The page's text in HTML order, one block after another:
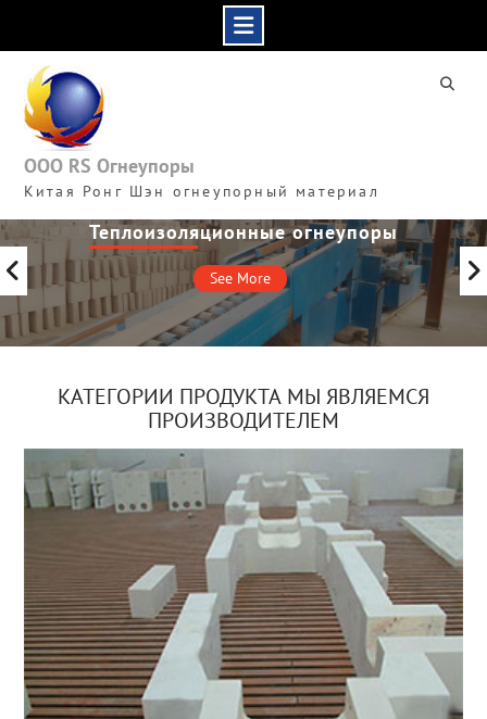
content
ООО RS Огнеупоры
Китая Ронг Шэн огнеупорный материал
Неформованные огнеупоры
See More
КАТЕГОРИИ ПРОДУКТА МЫ ЯВЛЯЕМСЯ
ПРОИЗВОДИТЕЛЕМ